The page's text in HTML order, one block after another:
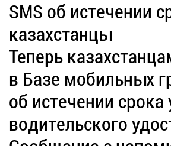
SMS об истечении
казахстанцы
Теперь
в Базе мобильных
об истечении
водительского